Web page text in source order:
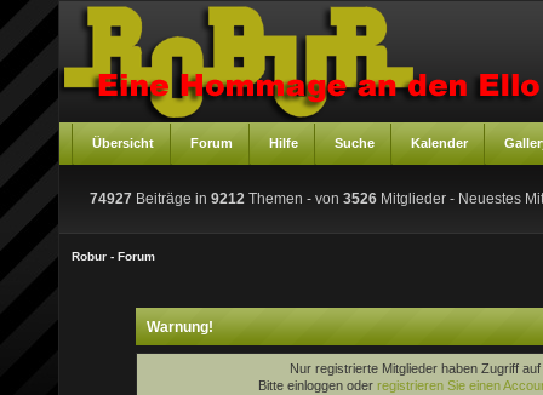
Übersicht Forum Hilfe Suche Kalender
74927 Beiträge in 9212 Themen - von 3526 Mitglieder - Neuestes
Robur - Forum
Warnung!
Nur registrierte Mitglieder haben Zugriff
Bitte einloggen oder registrieren Sie einen